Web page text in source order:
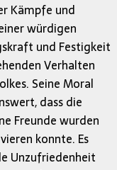
Kämpfe und
würdigen
und Festigkeit
Verhalten
Seine Moral
dass die
Freunde wurden
konnte. Es
Unzufriedenheit